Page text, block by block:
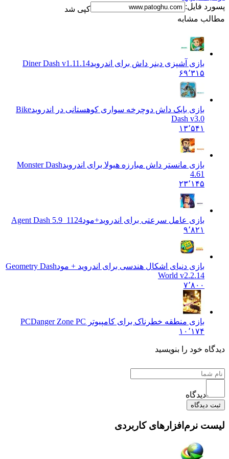
فایل:
کپی شد
مشابه
بازی آشپزی دینر داش برای اندروید Diner Dash v1.11.14
۶۹٬۳۱۵
بازی بایک داش دوچرخه سواری کوهستانی در اندروید
Bike
Dash v3.0
۱۳٬۵۴۱
بازی مانستر داش مبارزه هیولا برای اندروید Monster Dash
۲۳٬۱۴۵
بازی عامل سرعتی برای اندروید+مودAgent Dash 5.9_1124
بازی دنیای اشکال هندسی برای اندروید + مودGeometry Dash
World v2.2.14
بازی منطقه خطرناک برای کامپیوتر PCDanger Zone PC
۱۰٬۱۷۴
خود را بنویسید
نرم‌افزارهای کاربردی